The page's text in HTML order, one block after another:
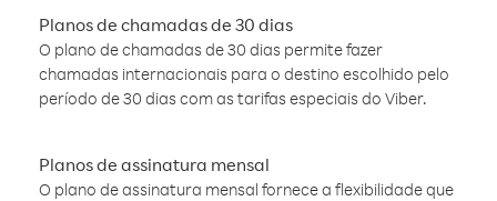
Planos de chamadas de 30 dias
O plano de chamadas de 30 dias permite fazer
chamadas internacionais para o destino escolhido pelo
período de 30 dias com as tarifas especiais do Viber.
Planos de assinatura mensal
O plano de assinatura mensal fornece a flexibilidade que